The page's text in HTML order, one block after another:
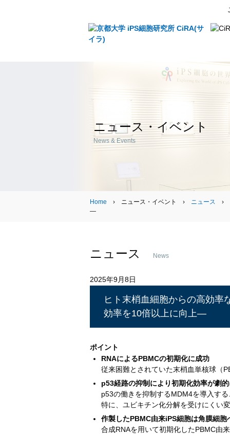
ニュース・イベント
News & Events
Home › ニュース・イベント › ニュース ›
―
ニュース News
2025年9月8日
ヒト末梢血細胞からの高効
効率を10倍以上に向上―
ポイント
RNAによるPBMCの初期化に成功
従来困難とされていた末梢血単核球（
p53経路の抑制により初期化効率が劇
p53の働きを抑制するMDM4を導入す
特に、ユビキチン化分解を受けにくい
作製したPBMC由来iPS細胞は角膜細胞
合成RNAを用いて初期化したPBMC由